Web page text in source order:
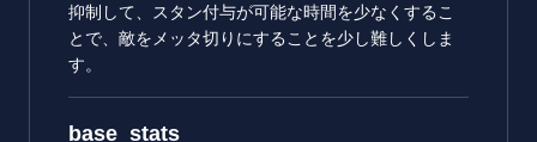
抑制して、スタン付与が可能な時間を少なくするこ
とで、敵をメッタ切りにすることを少し難しくしま
す。
base_stats